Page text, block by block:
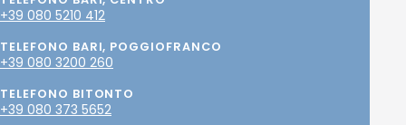
+39 080 5210 412
TELEFONO BARI, POGGIOFRANCO
+39 080 3200 260
TELEFONO BITONTO
+39 080 373 5652